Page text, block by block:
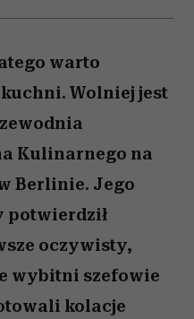
warto
Wolniej jest
Kulinarnego na
Berlinie. Jego
potwierdził
oczywisty,
wybitni szefowie
kolacje